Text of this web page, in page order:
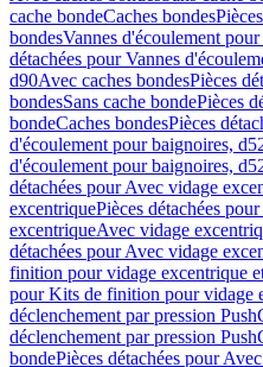
cache bondeCaches bondes
bondesVannes d'écoulement
détachées pour Vannes
d90Avec caches bondesPièces
bondesSans cache bondePièces
bondeCaches bondesPièces
d'écoulement pour baignoires,
d'écoulement pour baignoires,
détachées pour Avec vidage
excentriquePièces détachées
excentriqueAvec vidage
détachées pour Avec vidage
finition pour vidage excentrique
pour Kits de finition pour vidage
déclenchement par pression
déclenchement par pression
bondePièces détachées pour